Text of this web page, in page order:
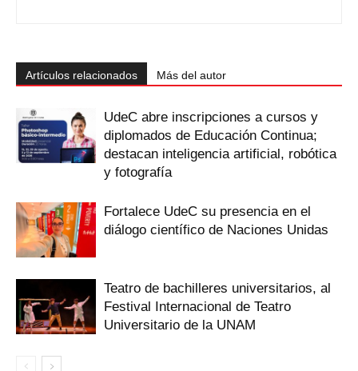
Artículos relacionados Más del autor
UdeC abre inscripciones a cursos y
diplomados de Educación Continua;
destacan inteligencia artificial, robótica
y fotografía
Fortalece UdeC su presencia en el
diálogo científico de Naciones Unidas
Teatro de bachilleres universitarios, al
Festival Internacional de Teatro
Universitario de la UNAM